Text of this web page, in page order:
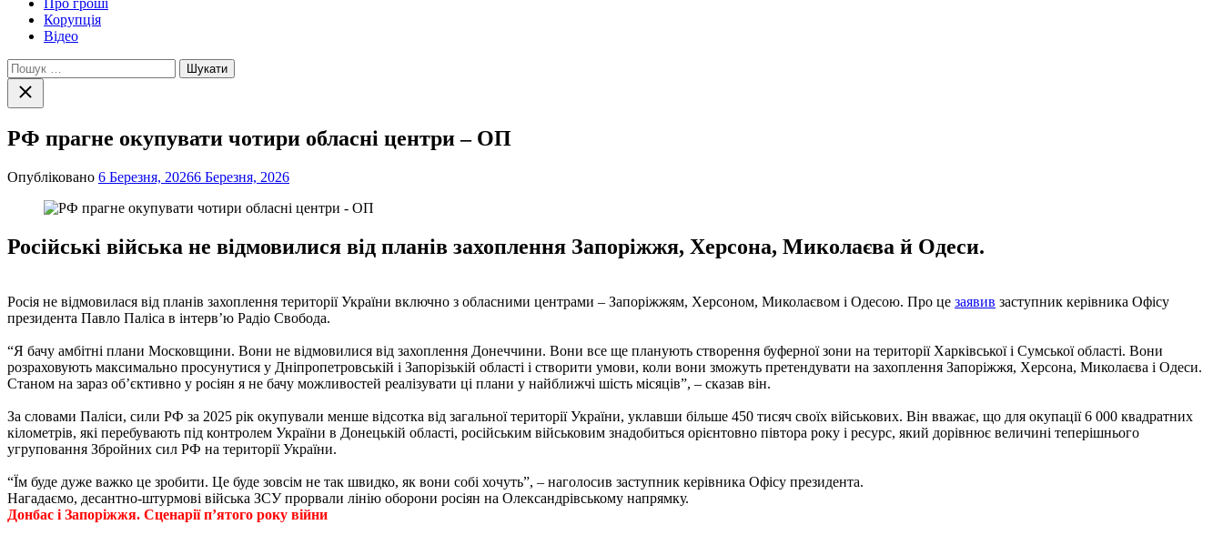
Про гроші
Корупція
Відео
Пошук:
Закрити
пошук
РФ прагне окупувати чотири обласні центри – ОП
Опубліковано 6 Березня, 20266 Березня, 2026
Російські війська не відмовилися від планів захоплення Запоріжжя, Херсона, Миколаєва й Одеси.
Росія не відмовилася від планів захоплення території України включно з обласними центрами – Запоріжжям, Херсоном, Миколаєвом і Одесою. Про це заявив заступник керівника Офісу
президента Павло Паліса в інтерв’ю Радіо Свобода.
“Я бачу амбітні плани Московщини. Вони не відмовилися від захоплення Донеччини. Вони все ще планують створення буферної зони на території Харківської і Сумської області. Вони
розраховують максимально просунутися у Дніпропетровській і Запорізькій області і створити умови, коли вони зможуть претендувати на захоплення Запоріжжя, Херсона, Миколаєва і Одеси.
Станом на зараз об’єктивно у росіян я не бачу можливостей реалізувати ці плани у найближчі шість місяців”, – сказав він.
За словами Паліси, сили РФ за 2025 рік окупували менше відсотка від загальної території України, уклавши більше 450 тисяч своїх військових. Він вважає, що для окупації 6 000 квадратних
кілометрів, які перебувають під контролем України в Донецькій області, російським військовим знадобиться орієнтовно півтора року і ресурс, який дорівнює величині теперішнього
угруповання Збройних сил РФ на території України.
“Їм буде дуже важко це зробити. Це буде зовсім не так швидко, як вони собі хочуть”, – наголосив заступник керівника Офісу президента.
Нагадаємо, десантно-штурмові війська ЗСУ прорвали лінію оборони росіян на Олександрівському напрямку.
Донбас і Запоріжжя. Сценарії п’ятого року війни